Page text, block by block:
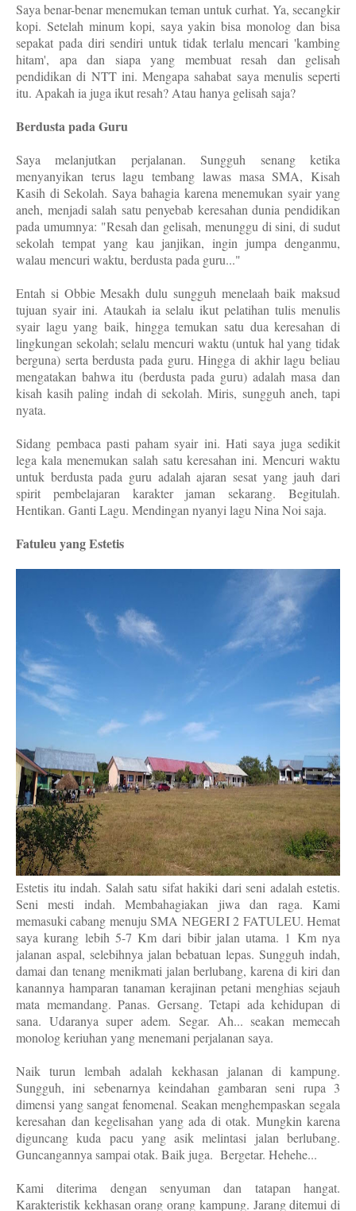
Saya benar-benar menemukan teman untuk curhat. Ya, secangkir
kopi. Setelah minum kopi, saya yakin bisa monolog dan bisa
sepakat pada diri sendiri untuk tidak terlalu mencari 'kambing
hitam', apa dan siapa yang membuat resah dan gelisah
pendidikan di NTT ini. Mengapa sahabat saya menulis seperti
itu. Apakah ia juga ikut resah? Atau hanya gelisah saja?
Berdusta pada Guru
Saya melanjutkan perjalanan. Sungguh senang ketika
menyanyikan terus lagu tembang lawas masa SMA, Kisah
Kasih di Sekolah. Saya bahagia karena menemukan syair yang
aneh, menjadi salah satu penyebab keresahan dunia pendidikan
pada umumnya: "Resah dan gelisah, menunggu di sini, di sudut
sekolah tempat yang kau janjikan, ingin jumpa denganmu,
walau mencuri waktu, berdusta pada guru..."
Entah si Obbie Mesakh dulu sungguh menelaah baik maksud
tujuan syair ini. Ataukah ia selalu ikut pelatihan tulis menulis
syair lagu yang baik, hingga temukan satu dua keresahan di
lingkungan sekolah; selalu mencuri waktu (untuk hal yang tidak
berguna) serta berdusta pada guru. Hingga di akhir lagu beliau
mengatakan bahwa itu (berdusta pada guru) adalah masa dan
kisah kasih paling indah di sekolah. Miris, sungguh aneh, tapi
nyata.
Sidang pembaca pasti paham syair ini. Hati saya juga sedikit
lega kala menemukan salah satu keresahan ini. Mencuri waktu
untuk berdusta pada guru adalah ajaran sesat yang jauh dari
spirit pembelajaran karakter jaman sekarang. Begitulah.
Hentikan. Ganti Lagu. Mendingan nyanyi lagu Nina Noi saja.
Fatuleu yang Estetis
Estetis itu indah. Salah satu sifat hakiki dari seni adalah estetis.
Seni mesti indah. Membahagiakan jiwa dan raga. Kami
memasuki cabang menuju SMA NEGERI 2 FATULEU. Hemat
saya kurang lebih 5-7 Km dari bibir jalan utama. 1 Km nya
jalanan aspal, selebihnya jalan bebatuan lepas. Sungguh indah,
damai dan tenang menikmati jalan berlubang, karena di kiri dan
kanannya hamparan tanaman kerajinan petani menghias sejauh
mata memandang. Panas. Gersang. Tetapi ada kehidupan di
sana. Udaranya super adem. Segar. Ah... seakan memecah
monolog keriuhan yang menemani perjalanan saya.
Naik turun lembah adalah kekhasan jalanan di kampung.
Sungguh, ini sebenarnya keindahan gambaran seni rupa 3
dimensi yang sangat fenomenal. Seakan menghempaskan segala
keresahan dan kegelisahan yang ada di otak. Mungkin karena
diguncang kuda pacu yang asik melintasi jalan berlubang.
Guncangannya sampai otak. Baik juga. Bergetar. Hehehe...
Kami diterima dengan senyuman dan tatapan hangat.
Karakteristik kekhasan orang orang kampung. Jarang ditemui di